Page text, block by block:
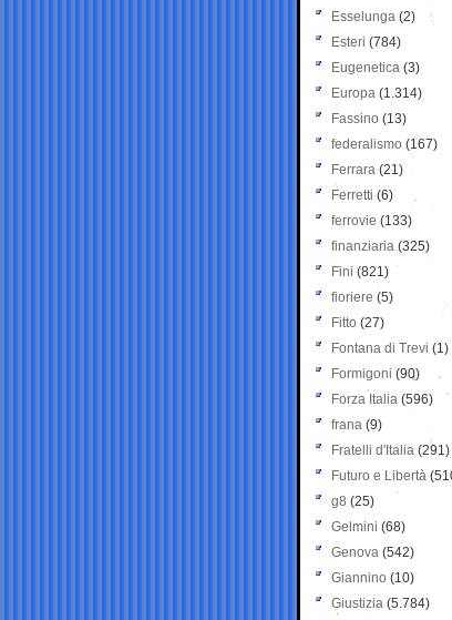
Esselunga (2)
Esteri (784)
Eugenetica (3)
Europa (1.314)
Fassino (13)
federalismo (167)
Ferrara (21)
Ferretti (6)
ferrovie (133)
finanziaria (325)
Fini (821)
fioriere (5)
Fitto (27)
Fontana di Trevi (1)
Formigoni (90)
Forza Italia (596)
frana (9)
Fratelli d'Italia (291)
Futuro e Libertà
g8 (25)
Gelmini (68)
Genova (542)
Giannino (10)
Giustizia (5.784)